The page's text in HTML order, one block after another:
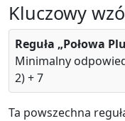
Kluczowy
Reguła „Połowa
Minimalny
2) + 7
Ta powszechna